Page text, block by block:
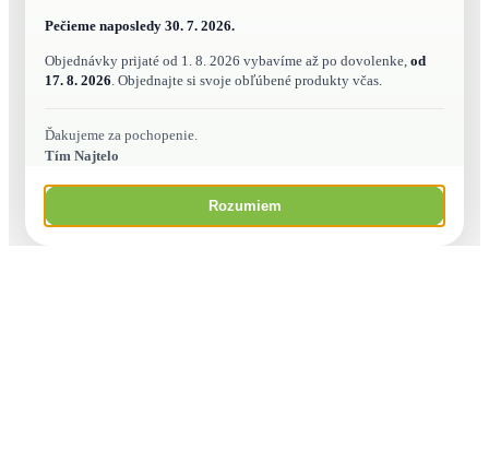
Pečieme naposledy 30. 7. 2026.
Objednávky prijaté od 1. 8. 2026 vybavíme až po dovolenke, od
17. 8. 2026 . Objednajte si svoje obľúbené produkty včas.
Ďakujeme za pochopenie.
Tím Najtelo
Rozumiem